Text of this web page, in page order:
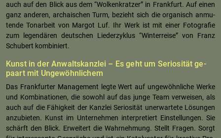
auch auf den Blick aus dem “Wol­ken­krat­zer” in Frank­furt. Auf einen
ganz an­de­ren, ar­chai­schen Turm, be­zieht sich die or­ga­nisch an­mu­
ten­de Ton­ar­beit von Mar­got Luf. Ihr Werk ist mit einer Fo­to­gra­fie
zum le­gen­dä­ren deut­schen Lie­der­zy­klus “Win­ter­rei­se” von Franz
Schu­bert kom­bi­niert.
Kunst in der An­walts­kanz­lei – Es geht um Se­rio­si­tät ge­
paart mit Un­ge­wöhn­li­chem
Das Frank­fur­ter Ma­nage­ment legte Wert auf un­ge­wöhn­li­che Werke
und Kom­bi­na­tio­nen, die so­wohl auf das junge Team ver­wei­sen, als
auch auf die Fä­hig­keit der Kanz­lei Se­rio­si­tät un­er­war­te­te Lö­sun­gen
an­zu­bie­ten. Kunst im Un­ter­neh­men in­ter­pre­tiert Ein­stel­lun­gen. Sie
schärft den Blick. Er­wei­tert die Wahr­neh­mung. Stellt Fra­gen. Sorgt